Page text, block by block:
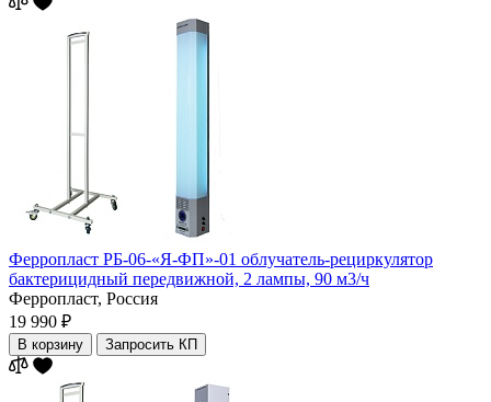
Ферропласт РБ-06-«Я-ФП»-01 облучатель-рециркулятор
бактерицидный передвижной, 2 лампы, 90 м3/ч
Ферропласт, Россия
19 990 ₽
В корзину Запросить КП